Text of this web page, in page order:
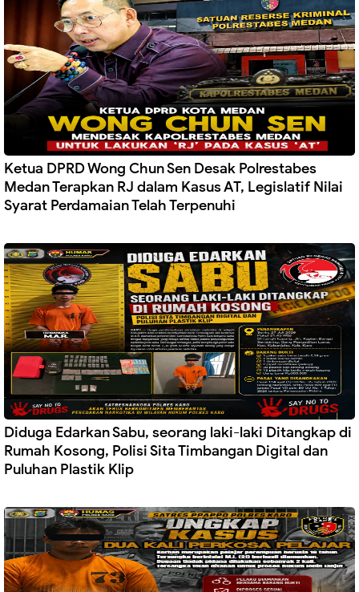
Ketua DPRD Wong Chun Sen Desak Polrestabes
Medan Terapkan RJ dalam Kasus AT, Legislatif Nilai
Syarat Perdamaian Telah Terpenuhi
Diduga Edarkan Sabu, seorang laki-laki Ditangkap di
Rumah Kosong, Polisi Sita Timbangan Digital dan
Puluhan Plastik Klip